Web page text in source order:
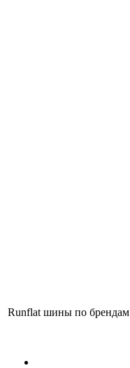
Runflat шины по брендам